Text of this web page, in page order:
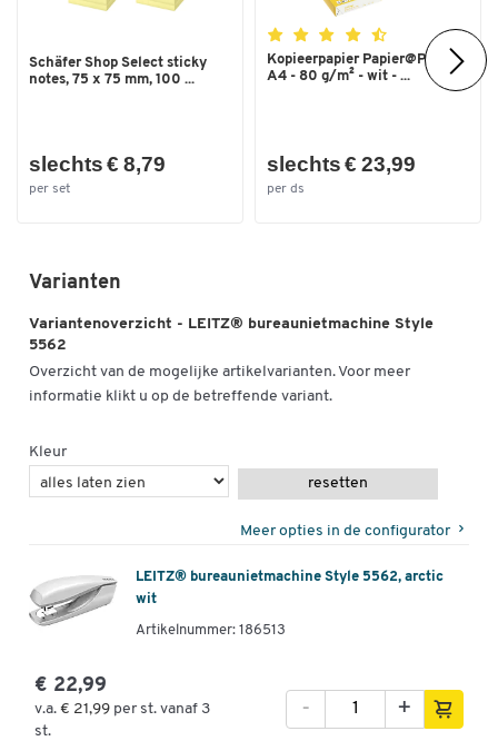
Schäfer Shop Select sticky
notes, 75 x 75 mm, 100 ...
slechts € 8,79
per set
Kopieerpapier Papier@Print -
A4 - 80 g/m² - wit - ...
slechts € 23,99
per ds
Varianten
Variantenoverzicht - LEITZ® bureaunietmachine Style
5562
Overzicht van de mogelijke artikelvarianten. Voor meer
informatie klikt u op de betreffende variant.
Kleur
resetten
Meer opties in de configurator
LEITZ® bureaunietmachine Style 5562, arctic
wit
Artikelnummer: 186513
€ 22,99
v.a. € 21,99 per st. vanaf 3
st.
+
-
Dubbelklik om in te zoomen